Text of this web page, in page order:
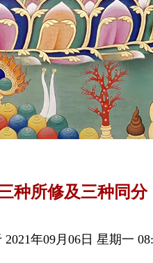
种所修及三种同分
2021年09月06日 星期一